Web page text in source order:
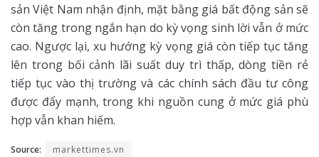
sản Việt Nam nhận định, mặt bằng giá bất động sản sẽ
còn tăng trong ngắn hạn do kỳ vọng sinh lời vẫn ở mức
cao. Ngược lại, xu hướng kỳ vọng giá còn tiếp tục tăng
lên trong bối cảnh lãi suất duy trì thấp, dòng tiền rẻ
tiếp tục vào thị trường và các chính sách đầu tư công
được đẩy mạnh, trong khi nguồn cung ở mức giá phù
hợp vẫn khan hiếm.
Source:
markettimes.vn